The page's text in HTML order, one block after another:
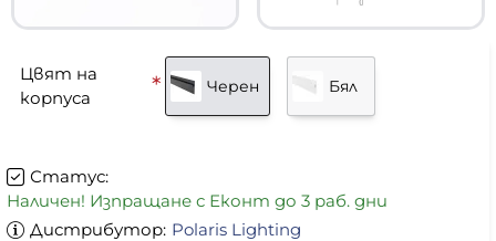
Статус:
Наличен! Изпращане с Еконт до 3 раб. дни
Дистрибутор: Polaris Lighting
Цвят на
корпуса
Черен Бял